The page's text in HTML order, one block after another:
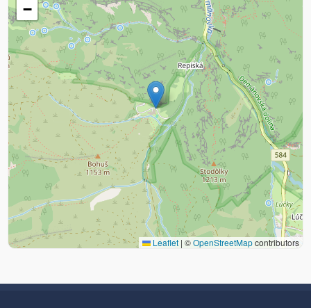
−
Leaflet | ©OpenStreetMapcontributors